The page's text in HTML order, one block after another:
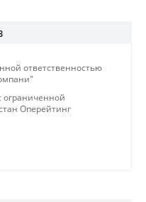
ответственностью
ограниченной
Оперейтинг